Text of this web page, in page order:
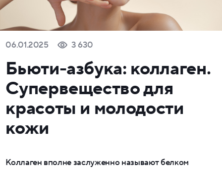
06.01.2025 3 630
Бьюти-азбука: коллаген.
Супервещество для
красоты и молодости
кожи
Коллаген вполне заслуженно называют белком